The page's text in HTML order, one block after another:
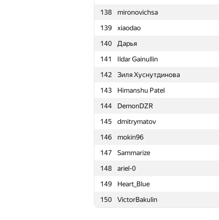
138
mironovichsa
139
xiaodao
140
Дарья
141
Ildar Gainullin
142
Зиля Хуснутдинова
143
Himanshu Patel
144
DemonDZR
145
dmitrymatov
146
mokin96
147
Sammarize
148
ariel-0
149
Heart_Blue
150
VictorBakulin
115
Maxim Velikanov
116
Peter Trebaticky
117
client.pas.95
118
ZhikharevaAR
119
Vladisavvv
120
Мокин Василий
121
komisarenko.slava
122
group.5511.Guap
123
irkstepanov
124
Ziyang Li
125
ltvjrhfnbz2016
126
vbifial
127
denis.altruist